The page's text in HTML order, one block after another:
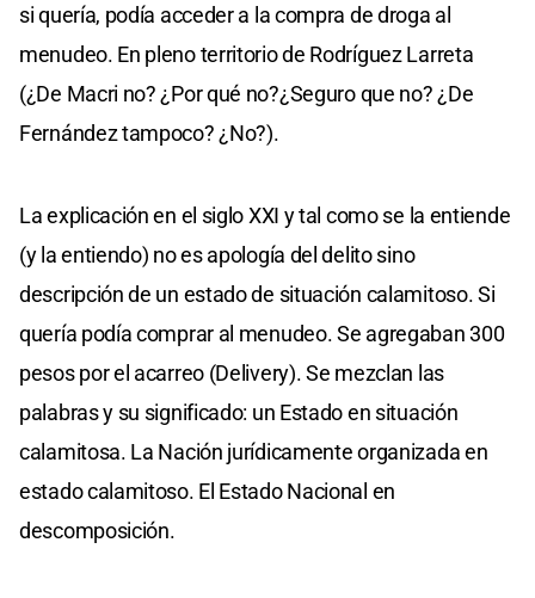
si quería, podía acceder a la compra de droga al
menudeo. En pleno territorio de Rodríguez Larreta
(¿De Macri no? ¿Por qué no?¿Seguro que no? ¿De
Fernández tampoco? ¿No?).
La explicación en el siglo XXI y tal como se la entiende
(y la entiendo) no es apología del delito sino
descripción de un estado de situación calamitoso. Si
quería podía comprar al menudeo. Se agregaban 300
pesos por el acarreo (Delivery). Se mezclan las
palabras y su significado: un Estado en situación
calamitosa. La Nación jurídicamente organizada en
estado calamitoso. El Estado Nacional en
descomposición.